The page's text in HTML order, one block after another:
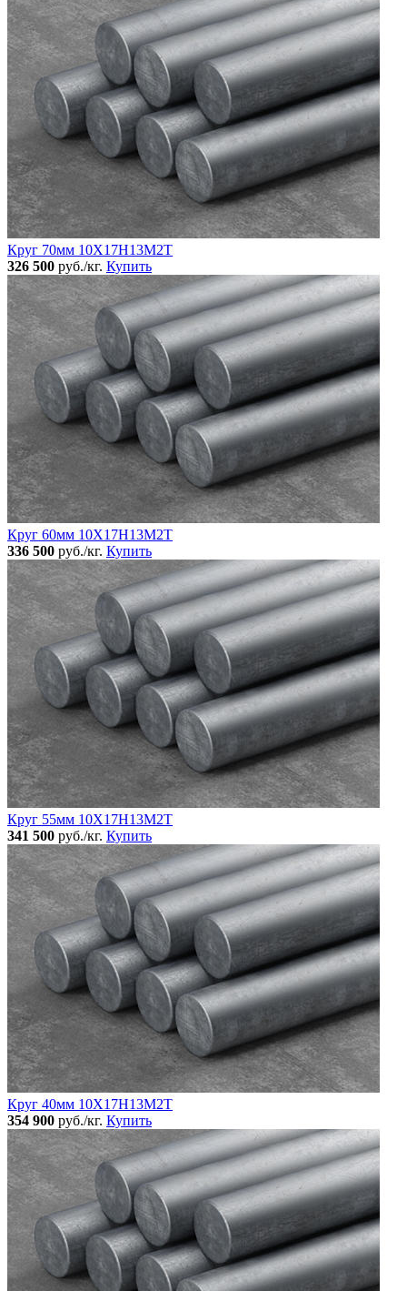
Круг 70мм 10Х17Н13М2Т
326 500 руб./кг. Купить
Круг 60мм 10Х17Н13М2Т
336 500 руб./кг. Купить
Круг 55мм 10Х17Н13М2Т
341 500 руб./кг. Купить
Круг 40мм 10Х17Н13М2Т
354 900 руб./кг. Купить